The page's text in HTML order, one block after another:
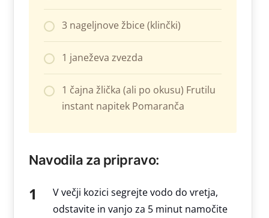
3 nageljnove žbice (klinčki)
1 janeževa zvezda
1 čajna žlička (ali po okusu) Frutilu
instant napitek Pomaranča
Navodila za pripravo:
V večji kozici segrejte vodo do vretja,
odstavite in vanjo za 5 minut namočite